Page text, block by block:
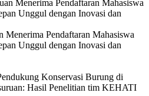
Menerima Pendaftaran Mahasiswa
Unggul dengan Inovasi dan